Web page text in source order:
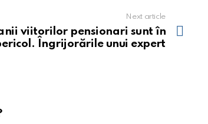
Next article
viitorilor pensionari sunt în
Îngrijorările unui expert